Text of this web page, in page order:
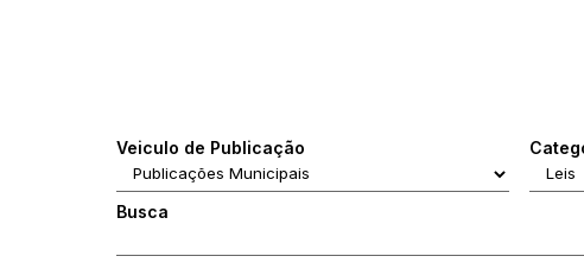
Veiculo de Publicação
Busca